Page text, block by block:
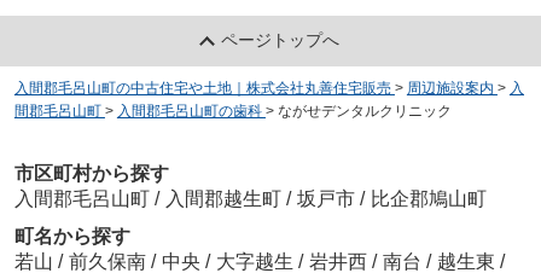
ページトップへ
入間郡毛呂山町の中古住宅や土地｜株式会社丸善住宅販売 > 周辺施設案内 > 入
間郡毛呂山町 > 入間郡毛呂山町の歯科 > ながせデンタルクリニック
市区町村から探す
入間郡毛呂山町 / 入間郡越生町 / 坂戸市 / 比企郡鳩山町
町名から探す
若山 / 前久保南 / 中央 / 大字越生 / 岩井西 / 南台 / 越生東 /